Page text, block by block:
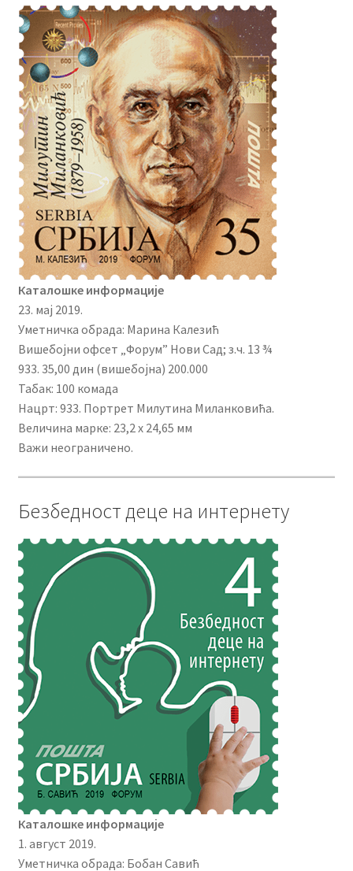
Каталошке информације
23. мај 2019.
Уметничка обрада: Марина Калезић
Вишебојни офсет „Форум” Нови Сад; з.ч. 13 ¾
933. 35,00 дин (вишебојна) 200.000
Табак: 100 комада
Нацрт: 933. Портрет Милутина Миланковића.
Величина марке: 23,2 x 24,65 мм
Важи неограничено.
Безбедност деце на интернету
Каталошке информације
1. август 2019.
Уметничка обрада: Бобан Савић